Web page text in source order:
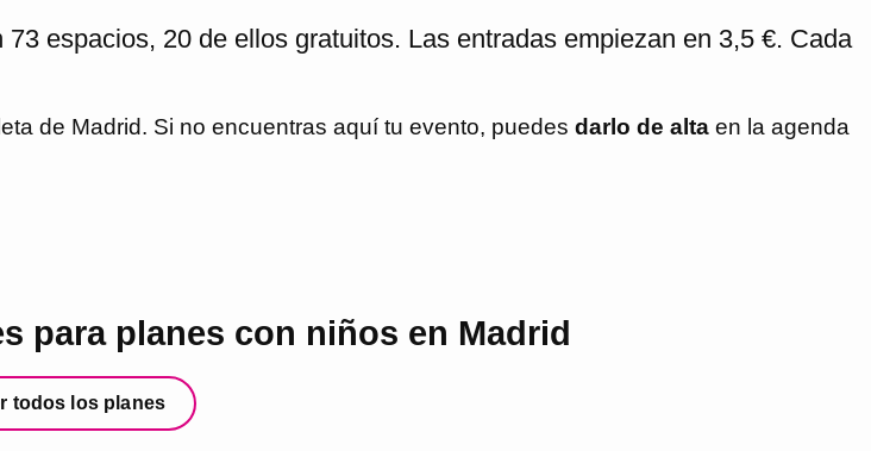
espacios, 20 de ellos gratuitos. Las entradas empiezan en 3,5 €. Cada
de Madrid. Si no encuentras aquí tu evento, puedes darlo de alta en la agenda
para planes con niños en Madrid
todos los planes